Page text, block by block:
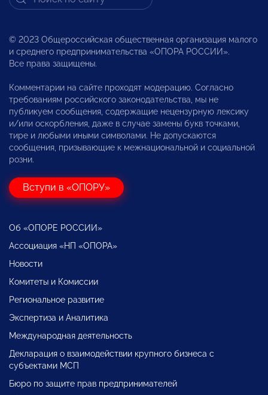
© 2023 Общероссийская общественная организация малого
и среднего предпринимательства «ОПОРА РОССИИ».
Все права защищены.
Комментарии на сайте проходят модерацию. Согласно
требованиям российского законодательства, мы не
публикуем сообщения, содержащие нецензурную лексику
и/или оскорбления, даже в случае замены букв точками,
тире и любыми иными символами. Не допускаются
сообщения, призывающие к межнациональной и социальной
розни.
Вступи в «ОПОРУ»
Об «ОПОРЕ РОССИИ»
Ассоциация «НП «ОПОРА»
Новости
Комитеты и Комиссии
Региональное развитие
Экспертиза и Аналитика
Международная деятельность
Декларация о взаимодействии крупного бизнеса с
субъектами МСП
Бюро по защите прав предпринимателей